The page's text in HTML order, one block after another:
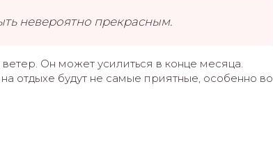
невероятно прекрасным.
Он может усилиться в конце месяца.
отдыхе будут не самые приятные, особенно во